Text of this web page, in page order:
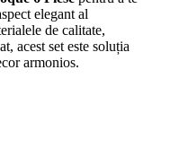
elegant al
de calitate,
acest set este soluția
armonios.